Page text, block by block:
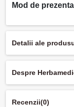
Mod de
Detalii ale
Despre
Recenzii(0)